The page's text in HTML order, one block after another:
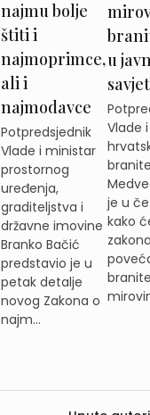
najmu bolje
štiti i
najmoprimce,
ali i
najmodavce
Potpredsjednik
Vlade i ministar
prostornog
uređenja,
graditeljstva i
državne imovine
Branko Bačić
predstavio je u
petak detalje
novog Zakona o
najm...
u
Vlade
je u
kako